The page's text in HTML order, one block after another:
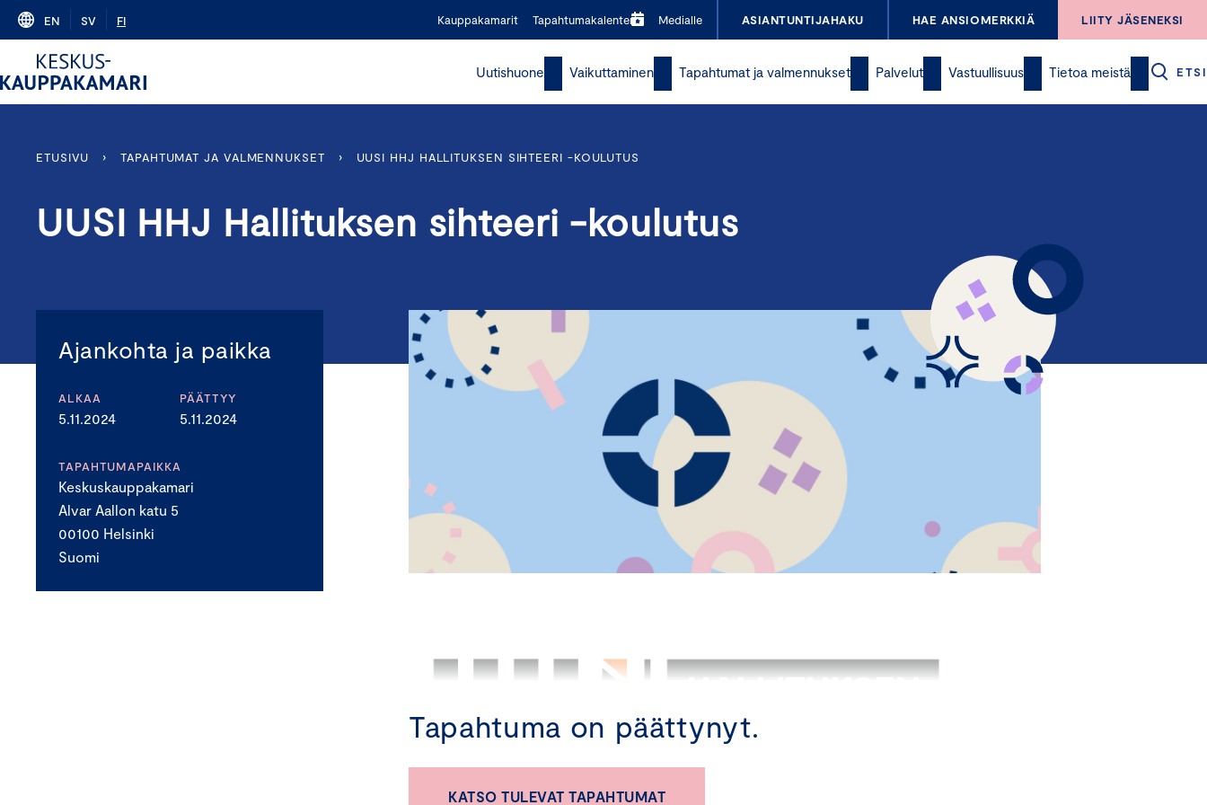
Skip
content
EN SV FI Kauppakamarit Tapahtumakalenteri Medialle ASIANTUNTIJAHAKU HAE ANSIOMERKKIÄ LIITY JÄSENEKSI
Uutishuone Vaikuttaminen Tapahtumat ja valmennukset Palvelut Vastuullisuus Tietoa meistä ETSI
ETUSIVU › TAPAHTUMAT JA VALMENNUKSET › UUSI HHJ HALLITUKSEN SIHTEERI -KOULUTUS
UUSI HHJ Hallituksen sihteeri -koulutus
Ajankohta ja paikka
ALKAA
5.11.2024
PÄÄTTYY
5.11.2024
TAPAHTUMAPAIKKA
Keskuskauppakamari
Alvar Aallon katu 5
00100 Helsinki
Suomi
Tapahtuma on päättynyt.
KATSO TULEVAT TAPAHTUMAT